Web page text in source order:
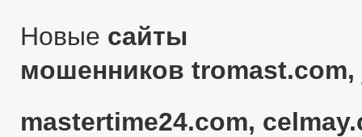
Новые сайты
мошенников
mastertime24.com,